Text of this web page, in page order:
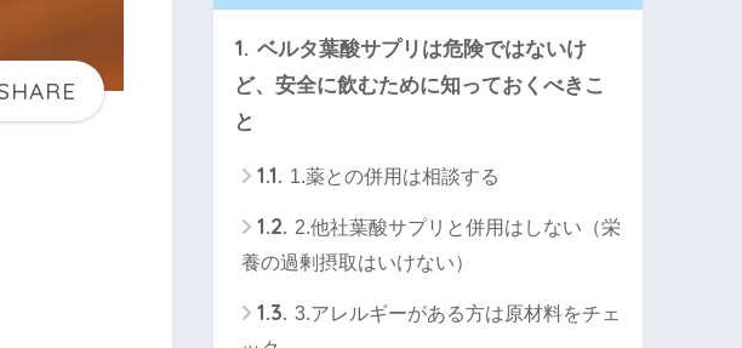
1. ベルタ葉酸サプリは危険ではないけ
ど、安全に飲むために知っておくべきこ
と
1.1. 1.薬との併用は相談する
1.2. 2.他社葉酸サプリと併用はしない（栄
養の過剰摂取はいけない）
1.3. 3.アレルギーがある方は原材料をチェ